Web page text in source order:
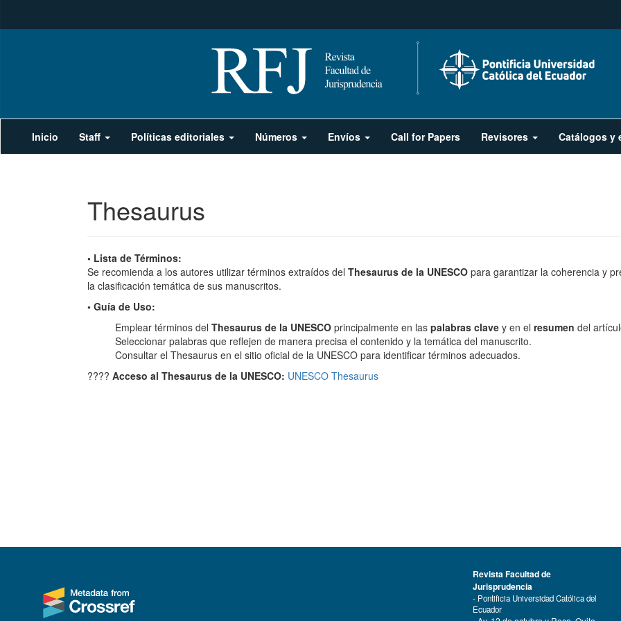
principal
Contenido
Inicio Staff Políticas editoriales Números Envíos Call for Papers Revisores Catálogos y
Thesaurus
• Lista de Términos:
Se recomienda a los autores utilizar términos extraídos del Thesaurus de la UNESCOpara garantizar la coherencia y
la clasificación temática de sus manuscritos.
• Guía de Uso:
Emplear términos del Thesaurus de la UNESCOprincipalmente en las palabras clavey en el resumen del
Seleccionar palabras que reflejen de manera precisa el contenido y la temática del manuscrito.
Consultar el Thesaurus en el sitio oficial de la UNESCO para identificar términos adecuados.
???? Acceso al Thesaurus de la UNESCO: UNESCO Thesaurus
Revista Facultad de
Jurisprudencia
- Pontificia Universidad Católica del
Ecuador